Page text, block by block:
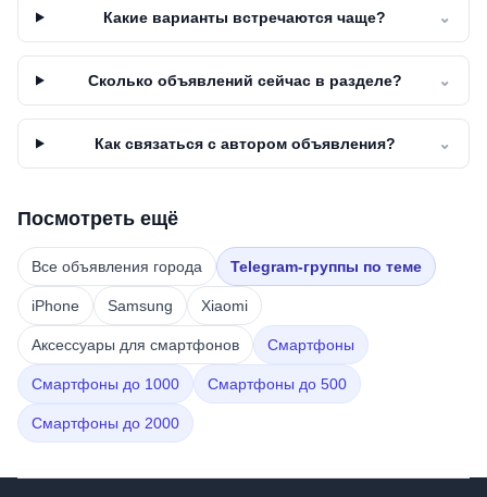
Какие варианты встречаются чаще? ⌄
Сколько объявлений сейчас в разделе? ⌄
Как связаться с автором объявления? ⌄
Посмотреть ещё
Все объявления города Telegram-группы по теме
iPhone Samsung Xiaomi
Аксессуары для смартфонов Смартфоны
Смартфоны до 1000 Смартфоны до 500
Смартфоны до 2000